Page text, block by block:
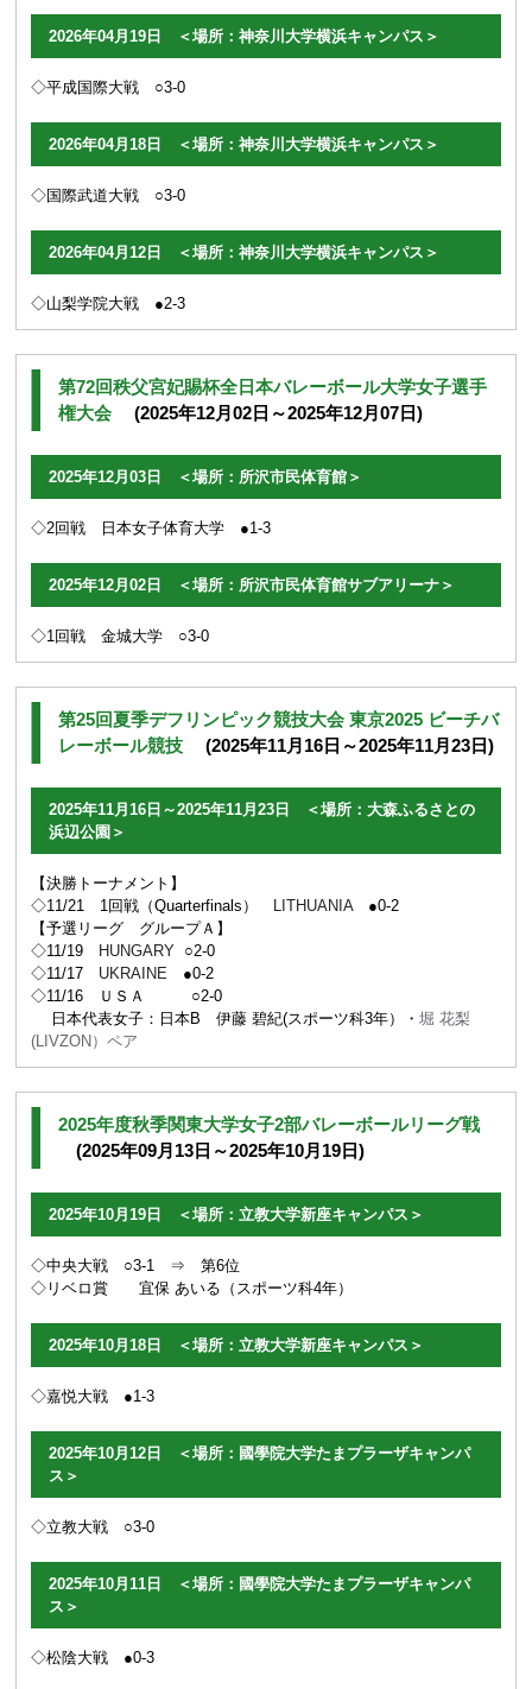
2026年04月19日 ＜場所：神奈川大学横浜キャンパス＞
◇平成国際大戦 ○3-0
2026年04月18日 ＜場所：神奈川大学横浜キャンパス＞
◇国際武道大戦 ○3-0
2026年04月12日 ＜場所：神奈川大学横浜キャンパス＞
◇山梨学院大戦 ●2-3
第72回秩父宮妃賜杯全日本バレーボール大学女子選手
権大会
(2025年12月02日～2025年12月07日)
2025年12月03日 ＜場所：所沢市民体育館＞
◇2回戦 日本女子体育大学 ●1-3
2025年12月02日 ＜場所：所沢市民体育館サブアリーナ＞
◇1回戦 金城大学 ○3-0
第25回夏季デフリンピック競技大会 東京2025 ビーチバ
レーボール競技
(2025年11月16日～2025年11月23日)
2025年11月16日～2025年11月23日 ＜場所：大森ふるさとの
浜辺公園＞
【決勝トーナメント】
◇11/21 1回戦（Quarterfinals） LITHUANIA ●0-2
【予選リーグ グループＡ】
◇11/19 HUNGARY ○2-0
◇11/17 UKRAINE ●0-2
◇11/16 ＵＳＡ
○2-0
日本代表女子：日本B伊藤 碧紀(スポーツ科3年）・堀 花梨
(LIVZON）ペア
2025年度秋季関東大学女子2部バレーボールリーグ戦
(2025年09月13日～2025年10月19日)
2025年10月19日 ＜場所：立教大学新座キャンパス＞
◇中央大戦 ○3-1 ⇒ 第6位
◇リベロ賞 宜保 あいる（スポーツ科4年）
2025年10月18日 ＜場所：立教大学新座キャンパス＞
◇嘉悦大戦 ●1-3
2025年10月12日 ＜場所：國學院大学たまプラーザキャンパ
ス＞
◇立教大戦 ○3-0
2025年10月11日 ＜場所：國學院大学たまプラーザキャンパ
ス＞
◇松陰大戦 ●0-3